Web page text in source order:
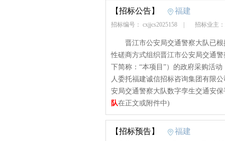
【招标公告】 福建
招标编号： cxjjcs2025158 招标业主
晋江市公安局交通警察大队已根
性磋商方式组织晋江市公安局交通
下简称：“本项目”）的政府采购活
人委托福建诚信招标咨询集团有
安局交通警察大队数字孪生交通安
队在正文或附件中)
【招标预告】 福建